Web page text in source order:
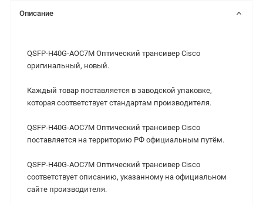
Описание
QSFP-H40G-AOC7M Оптический трансивер Cisco
оригинальный, новый.
Каждый товар поставляется в заводской упаковке,
которая соответствует стандартам производителя.
QSFP-H40G-AOC7M Оптический трансивер Cisco
поставляется на территорию РФ официальным путём.
QSFP-H40G-AOC7M Оптический трансивер Cisco
cоответствует описанию, указанному на официальном
сайте производителя.